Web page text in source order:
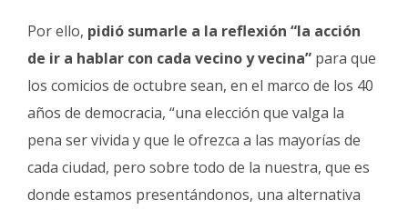
Por ello, pidió sumarle a la reflexión “la acción
de ir a hablar con cada vecino y vecina” para que
los comicios de octubre sean, en el marco de los 40
años de democracia, “una elección que valga la
pena ser vivida y que le ofrezca a las mayorías de
cada ciudad, pero sobre todo de la nuestra, que es
donde estamos presentándonos, una alternativa